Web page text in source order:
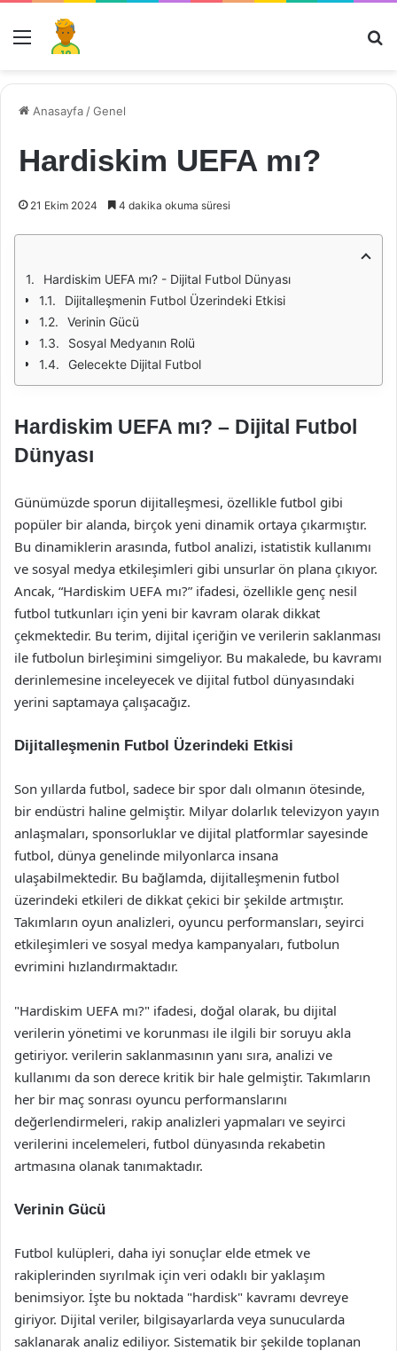
Menü
Anasayfa /Genel
Hardiskim UEFA mı?
21 Ekim 2024 4 dakika okuma süresi
Hardiskim UEFA mı? - Dijital Futbol Dünyası
Dijitalleşmenin Futbol Üzerindeki Etkisi
Verinin Gücü
Sosyal Medyanın Rolü
Gelecekte Dijital Futbol
Hardiskim UEFA mı? – Dijital Futbol
Dünyası
Günümüzde sporun dijitalleşmesi, özellikle futbol gibi
popüler bir alanda, birçok yeni dinamik ortaya çıkarmıştır.
Bu dinamiklerin arasında, futbol analizi, istatistik kullanımı
ve sosyal medya etkileşimleri gibi unsurlar ön plana çıkıyor.
Ancak, “Hardiskim UEFA mı?” ifadesi, özellikle genç nesil
futbol tutkunları için yeni bir kavram olarak dikkat
çekmektedir. Bu terim, dijital içeriğin ve verilerin saklanması
ile futbolun birleşimini simgeliyor. Bu makalede, bu kavramı
derinlemesine inceleyecek ve dijital futbol dünyasındaki
yerini saptamaya çalışacağız.
Dijitalleşmenin Futbol Üzerindeki Etkisi
Son yıllarda futbol, sadece bir spor dalı olmanın ötesinde,
bir endüstri haline gelmiştir. Milyar dolarlık televizyon yayın
anlaşmaları, sponsorluklar ve dijital platformlar sayesinde
futbol, dünya genelinde milyonlarca insana
ulaşabilmektedir. Bu bağlamda, dijitalleşmenin futbol
üzerindeki etkileri de dikkat çekici bir şekilde artmıştır.
Takımların oyun analizleri, oyuncu performansları, seyirci
etkileşimleri ve sosyal medya kampanyaları, futbolun
evrimini hızlandırmaktadır.
"Hardiskim UEFA mı?" ifadesi, doğal olarak, bu dijital
verilerin yönetimi ve korunması ile ilgili bir soruyu akla
getiriyor. verilerin saklanmasının yanı sıra, analizi ve
kullanımı da son derece kritik bir hale gelmiştir. Takımların
her bir maç sonrası oyuncu performanslarını
değerlendirmeleri, rakip analizleri yapmaları ve seyirci
verilerini incelemeleri, futbol dünyasında rekabetin
artmasına olanak tanımaktadır.
Verinin Gücü
Futbol kulüpleri, daha iyi sonuçlar elde etmek ve
rakiplerinden sıyrılmak için veri odaklı bir yaklaşım
benimsiyor. İşte bu noktada "hardisk" kavramı devreye
giriyor. Dijital veriler, bilgisayarlarda veya sunucularda
saklanarak analiz ediliyor. Sistematik bir şekilde toplanan